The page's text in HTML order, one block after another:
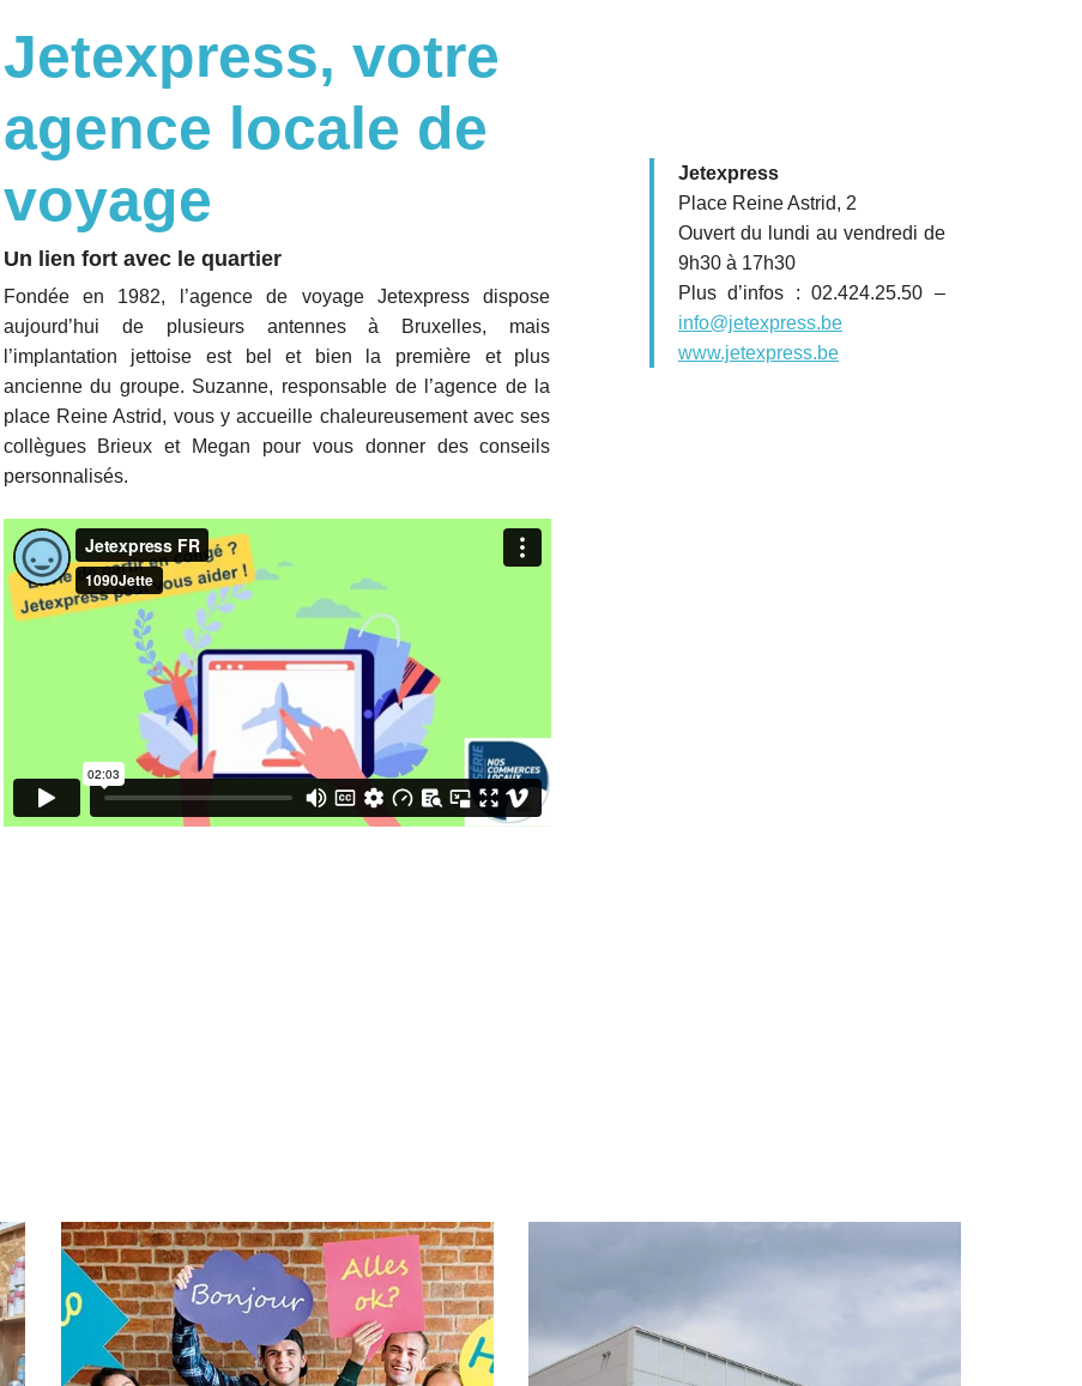
Jetexpress, votre
agence locale de
voyage
Un lien fort avec le quartier
Fondée en 1982, l’agence de voyage Jetexpress dispose
aujourd’hui de plusieurs antennes à Bruxelles, mais
l’implantation jettoise est bel et bien la première et plus
ancienne du groupe. Suzanne, responsable de l’agence de la
place Reine Astrid, vous y accueille chaleureusement avec ses
collègues Brieux et Megan pour vous donner des conseils
personnalisés.
Jetexpress
Place Reine Astrid, 2
Ouvert du lundi au vendredi de
9h30 à 17h30
Plus d’infos : 02.424.25.50 –
info@jetexpress.be
www.jetexpress.be